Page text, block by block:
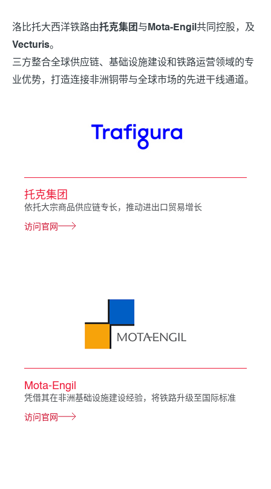
洛比托大西洋铁路由托克集团 与 Mota-Engil 共同控股，及
Vecturis。
三方整合全球供应链、基础设施建设和铁路运营领域的专
业优势，打造连接非洲铜带与全球市场的先进干线通道。
托克集团
依托大宗商品供应链专长，推动进出口贸易增长
访问官网
Mota-Engil
凭借其在非洲基础设施建设经验，将铁路升级至国际标准
访问官网